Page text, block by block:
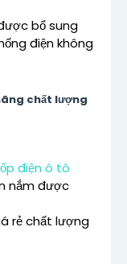
bổ sung
điện không
chất lượng
điện ô tô
nắm được
rẻ chất lượng